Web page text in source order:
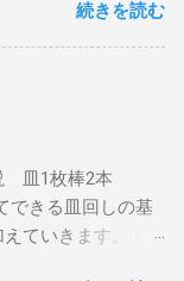
なるように持ち、
分（「グリッ
左手とちょうど
端を当てます。
手は手前に、右
ると皿が時計回
ないで確認して
続きを読む
皿1枚棒2本
きる皿回しの基
ていきます。 ゆ